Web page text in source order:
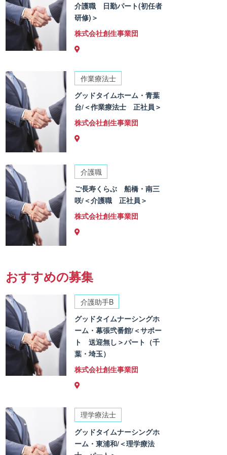
介護職 日勤パート(初任者
研修)＞
株式会社創生事業団
作業療法士
グッドタイムホーム・青葉
台/＜作業療法士 正社員＞
株式会社創生事業団
介護職
ご長寿くらぶ 船橋・南三
咲/＜介護職 正社員＞
株式会社創生事業団
おすすめの募集
介護助手B
グッドタイムナーシングホ
ーム・幕張弐番館/＜サポー
ト 送迎無し＞パート（千
葉・埼玉）
株式会社創生事業団
理学療法士
グッドタイムナーシングホ
ーム・東浦和/＜理学療法